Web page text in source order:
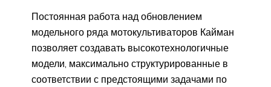
Постоянная работа над обновлением
модельного ряда мотокультиваторов Кайман
позволяет создавать высокотехнологичные
модели, максимально структурированные в
соответствии с предстоящими задачами по